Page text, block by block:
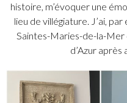
histoire, m’évoquer une
lieu de villégiature. J’ai,
Saintes-Maries-de-la-
d’Azur après